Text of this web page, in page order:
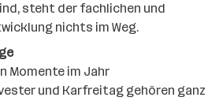
steht der fachlichen und
nichts im Weg.
Momente im Jahr
und Karfreitag gehören ganz